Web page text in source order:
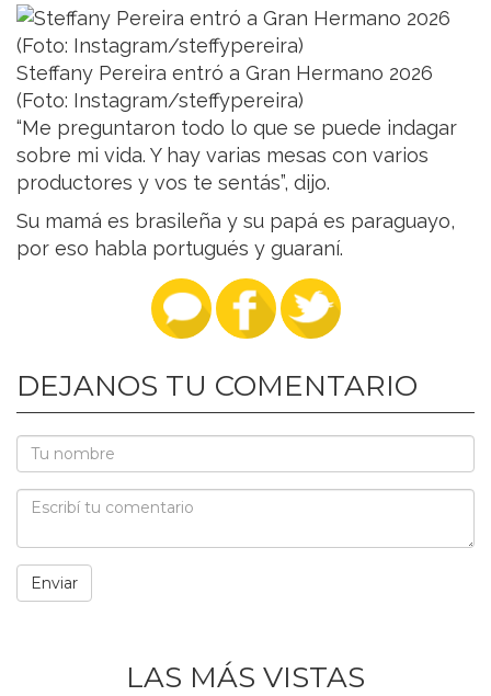
Steffany Pereira entró a Gran Hermano 2026
(Foto: Instagram/steffypereira)
“Me preguntaron todo lo que se puede indagar
sobre mi vida. Y hay varias mesas con varios
productores y vos te sentás”, dijo.
Su mamá es brasileña y su papá es paraguayo,
por eso habla portugués y guaraní.
DEJANOS TU COMENTARIO
LAS MÁS VISTAS